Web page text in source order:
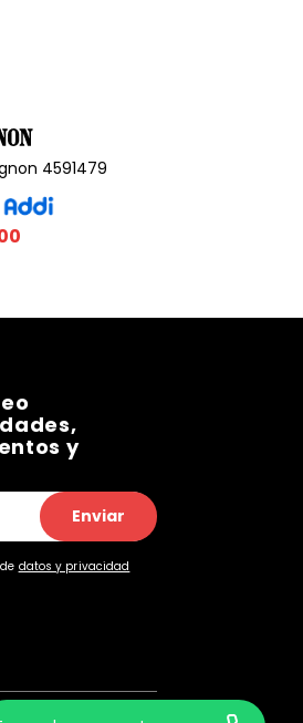
4591479
y
Enviar
datos y privacidad